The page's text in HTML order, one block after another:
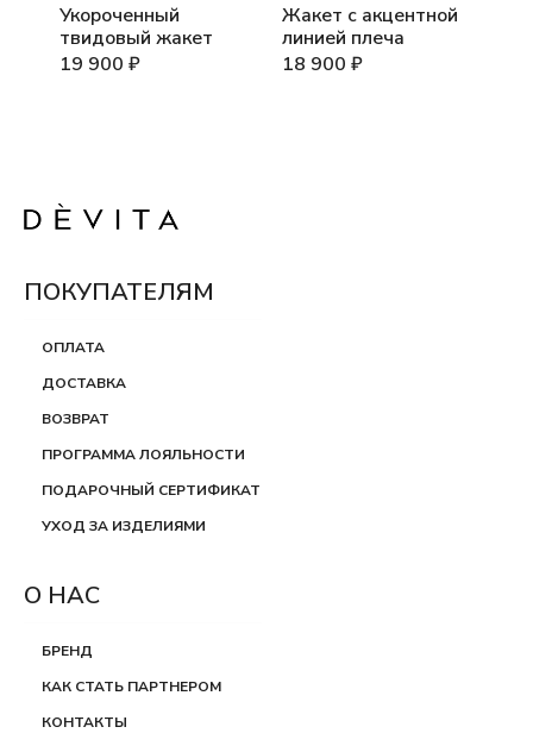
Укороченный
твидовый жакет
19 900 ₽
Жакет с акцентной
линией плеча
18 900 ₽
ПОКУПАТЕЛЯМ
ОПЛАТА
ДОСТАВКА
ВОЗВРАТ
ПРОГРАММА ЛОЯЛЬНОСТИ
ПОДАРОЧНЫЙ СЕРТИФИКАТ
УХОД ЗА ИЗДЕЛИЯМИ
О НАС
БРЕНД
КАК СТАТЬ ПАРТНЕРОМ
КОНТАКТЫ